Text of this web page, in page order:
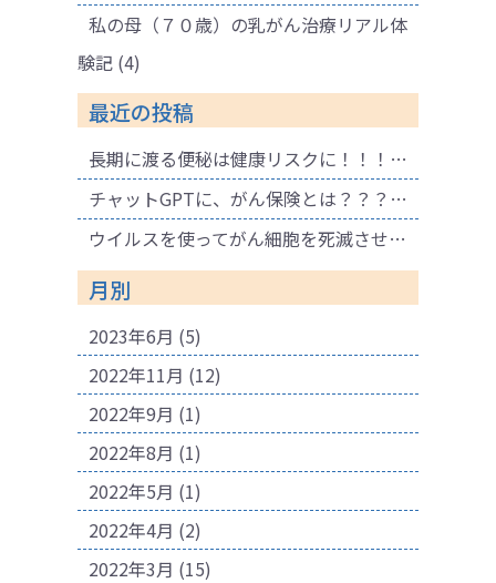
私の母（７０歳）の乳がん治療リアル体
験記 (4)
最近の投稿
長期に渡る便秘は健康リスクに！！！ 腐敗物質が溜まり健康に悪影響も！肌荒れの原因にも！
チャットGPTに、がん保険とは？？？と聞いてみました。
ウイルスを使ってがん細胞を死滅させる療法
月別
2023年6月 (5)
2022年11月 (12)
2022年9月 (1)
2022年8月 (1)
2022年5月 (1)
2022年4月 (2)
2022年3月 (15)